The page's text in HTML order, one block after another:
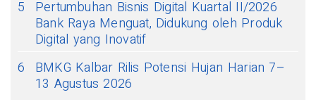
5
Pertumbuhan Bisnis Digital Kuartal II/2026
Bank Raya Menguat, Didukung oleh Produk
Digital yang Inovatif
6
BMKG Kalbar Rilis Potensi Hujan Harian 7–
13 Agustus 2026